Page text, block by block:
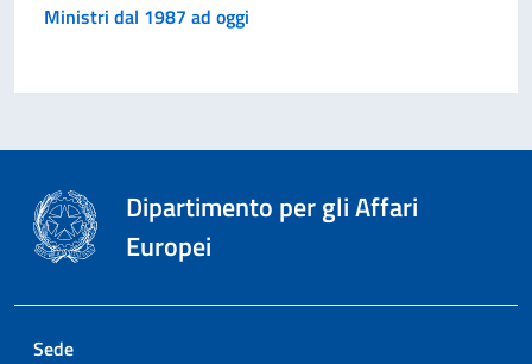
Ministri dal 1987 ad oggi
Dipartimento per gli Affari
Europei
Sede